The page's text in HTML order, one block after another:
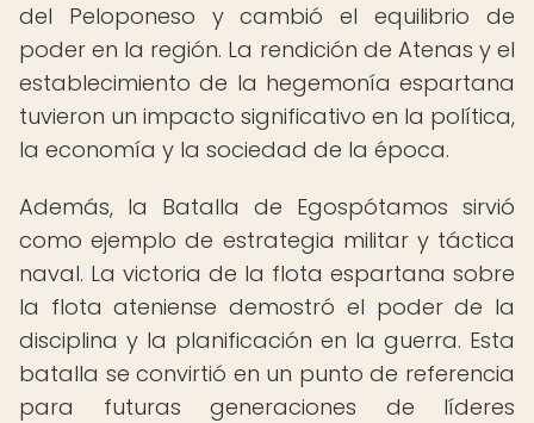
del Peloponeso y cambió el equilibrio de
poder en la región. La rendición de Atenas y el
establecimiento de la hegemonía espartana
tuvieron un impacto significativo en la política,
la economía y la sociedad de la época.
Además, la Batalla de Egospótamos sirvió
como ejemplo de estrategia militar y táctica
naval. La victoria de la flota espartana sobre
la flota ateniense demostró el poder de la
disciplina y la planificación en la guerra. Esta
batalla se convirtió en un punto de referencia
para futuras generaciones de líderes